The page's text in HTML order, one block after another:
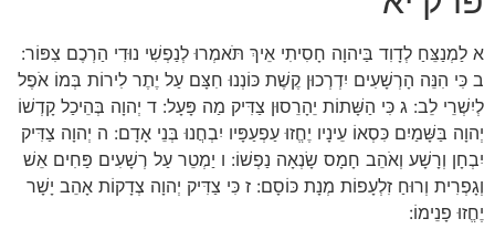
א לַמְנַצֵּחַ לְדָוִד בַּיהוָה חָסִיתִי אֵיךְ תֹּאמְרוּ לְנַפְשִׁי נוּדִי הַרְכֶם צִפּוֹר:
ב כִּי הִנֵּה הָרְשָׁעִים יִדְרְכוּן קֶשֶׁת כּוֹנְנוּ חִצָּם עַל יֶתֶר לִירוֹת בְּמוֹ אֹפֶל
לְיִשְׁרֵי לֵב: ג כִּי הַשָּׁתוֹת יֵהָרֵסוּן צַדִּיק מַה פָּעָל: ד יְהוָה בְּהֵיכַל קָדְשׁוֹ
יְהוָה בַּשָּׁמַיִם כִּסְאוֹ עֵינָיו יֶחֱזוּ עַפְעַפָּיו יִבְחֲנוּ בְּנֵי אָדָם: ה יְהוָה צַדִּיק
יִבְחָן וְרָשָׁע וְאֹהֵב חָמָס שָׂנְאָה נַפְשׁוֹ: ו יַמְטֵר עַל רְשָׁעִים פַּחִים אֵשׁ
וְגָפְרִית וְרוּחַ זִלְעָפוֹת מְנָת כּוֹסָם: ז כִּי צַדִּיק יְהוָה צְדָקוֹת אָהֵב יָשָׁר
יֶחֱזוּ פָנֵימוֹ: